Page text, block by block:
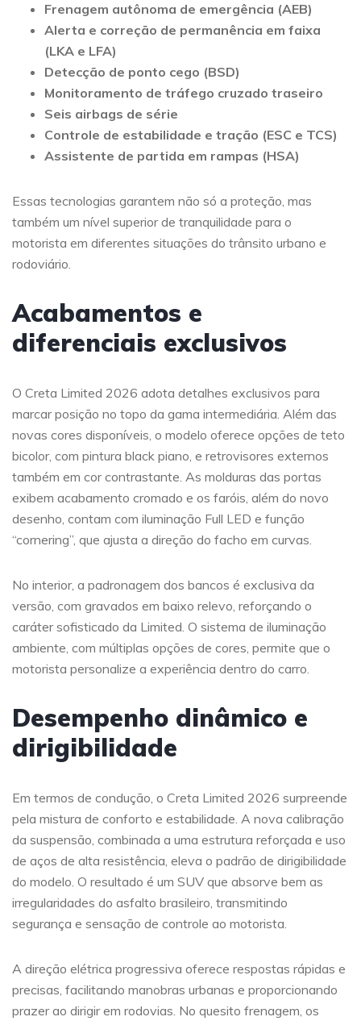
Frenagem autônoma de emergência (AEB)
Alerta e correção de permanência em faixa
(LKA e LFA)
Detecção de ponto cego (BSD)
Monitoramento de tráfego cruzado traseiro
Seis airbags de série
Controle de estabilidade e tração (ESC e TCS)
Assistente de partida em rampas (HSA)
Essas tecnologias garantem não só a proteção, mas
também um nível superior de tranquilidade para o
motorista em diferentes situações do trânsito urbano e
rodoviário.
Acabamentos e
diferenciais exclusivos
O Creta Limited 2026 adota detalhes exclusivos para
marcar posição no topo da gama intermediária. Além das
novas cores disponíveis, o modelo oferece opções de teto
bicolor, com pintura black piano, e retrovisores externos
também em cor contrastante. As molduras das portas
exibem acabamento cromado e os faróis, além do novo
desenho, contam com iluminação Full LED e função
“cornering”, que ajusta a direção do facho em curvas.
No interior, a padronagem dos bancos é exclusiva da
versão, com gravados em baixo relevo, reforçando o
caráter sofisticado da Limited. O sistema de iluminação
ambiente, com múltiplas opções de cores, permite que o
motorista personalize a experiência dentro do carro.
Desempenho dinâmico e
dirigibilidade
Em termos de condução, o Creta Limited 2026 surpreende
pela mistura de conforto e estabilidade. A nova calibração
da suspensão, combinada a uma estrutura reforçada e uso
de aços de alta resistência, eleva o padrão de dirigibilidade
do modelo. O resultado é um SUV que absorve bem as
irregularidades do asfalto brasileiro, transmitindo
segurança e sensação de controle ao motorista.
A direção elétrica progressiva oferece respostas rápidas e
precisas, facilitando manobras urbanas e proporcionando
prazer ao dirigir em rodovias. No quesito frenagem, os